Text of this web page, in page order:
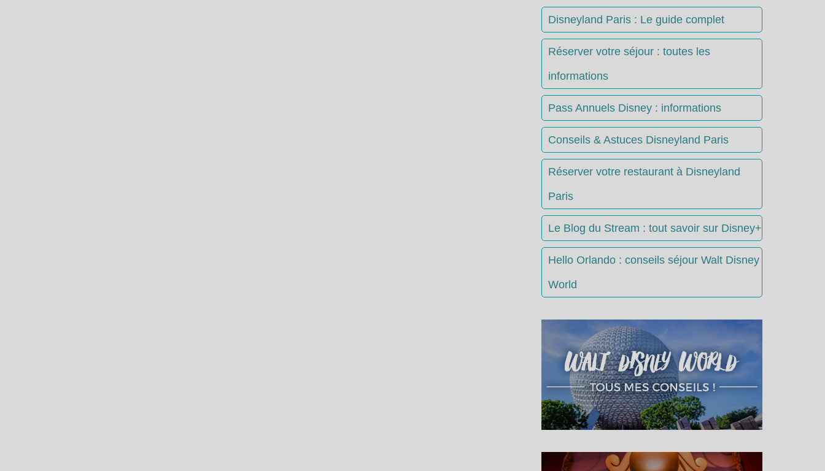
Disneyland Paris : Le guide complet
Réserver votre séjour : toutes les
informations
Pass Annuels Disney : informations
Conseils & Astuces Disneyland Paris
Réserver votre restaurant à Disneyland
Paris
Le Blog du Stream : tout savoir sur Disney+
Hello Orlando : conseils séjour Walt Disney
World